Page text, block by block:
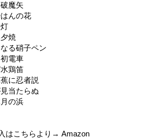
魔矢
んの花
焼
る硝子ペン
電車
鶏笛
に忍者説
当たらぬ
の浜
はこちらより→ Amazon